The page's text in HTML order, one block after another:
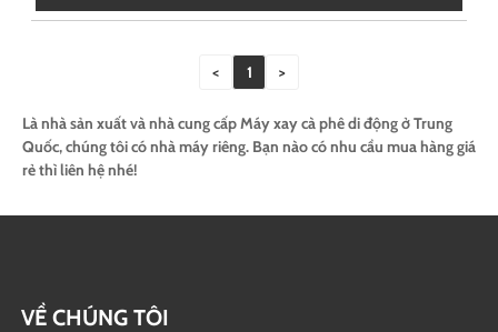
< 1 >
Là nhà sản xuất và nhà cung cấp Máy xay cà phê di động ở Trung
Quốc, chúng tôi có nhà máy riêng. Bạn nào có nhu cầu mua hàng giá
rẻ thì liên hệ nhé!
VỀ CHÚNG TÔI